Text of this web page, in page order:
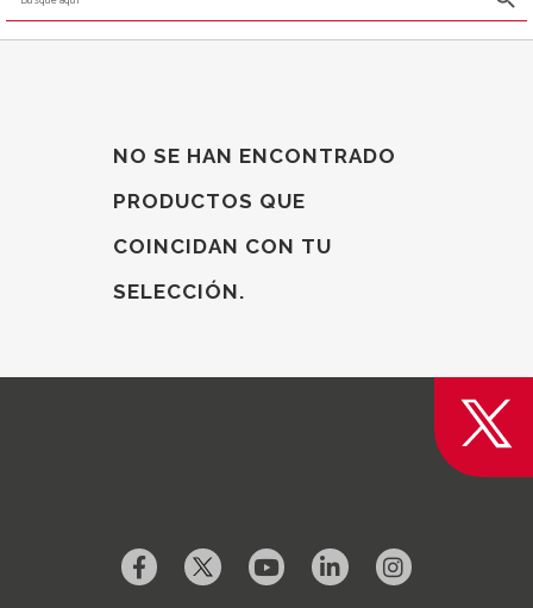
NO SE HAN ENCONTRADO
PRODUCTOS QUE
COINCIDAN CON TU
SELECCIÓN.